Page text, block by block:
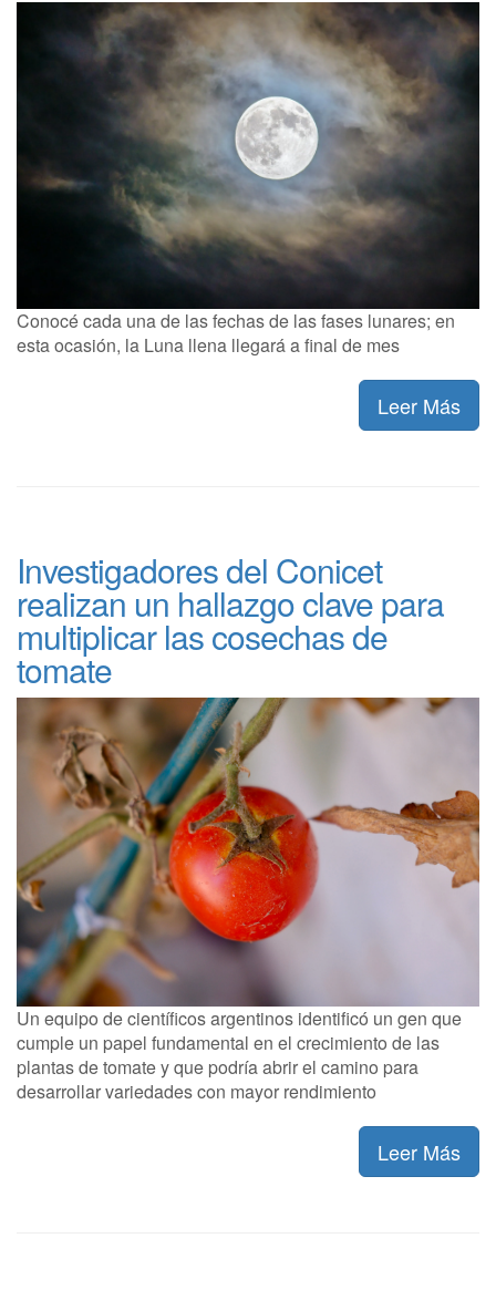
Conocé cada una de las fechas de las fases lunares; en
esta ocasión, la Luna llena llegará a final de mes
Leer Más
Investigadores del Conicet
realizan un hallazgo clave para
multiplicar las cosechas de
tomate
Un equipo de científicos argentinos identificó un gen que
cumple un papel fundamental en el crecimiento de las
plantas de tomate y que podría abrir el camino para
desarrollar variedades con mayor rendimiento
Leer Más